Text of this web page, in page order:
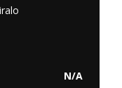
N/A